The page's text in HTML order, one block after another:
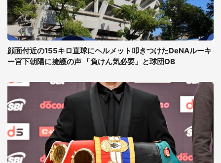
顔面付近の155キロ直球にヘルメット叩きつけたDeNAルーキ
ー宮下朝陽に擁護の声 「負けん気必要」と球団OB